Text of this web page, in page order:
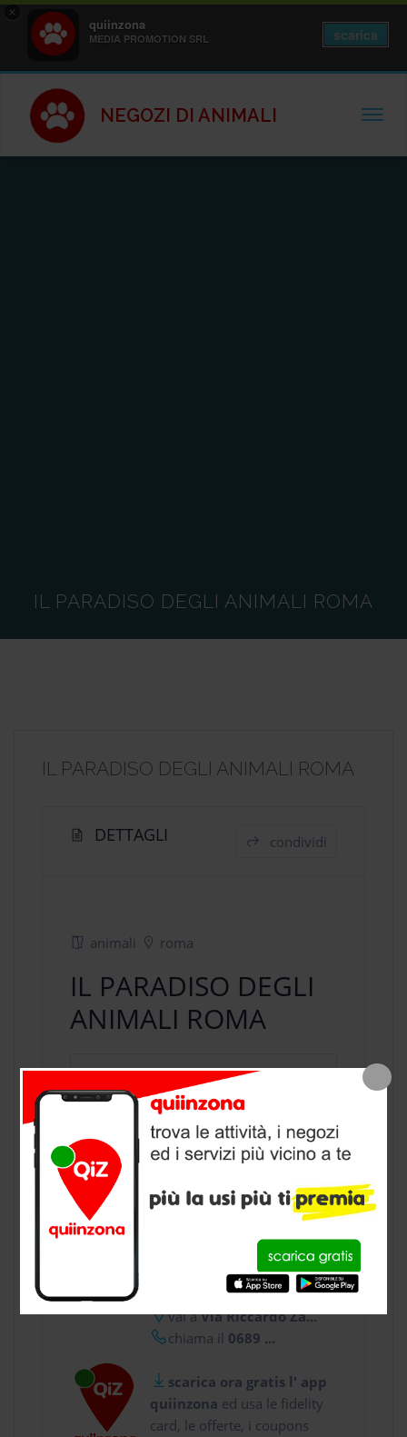
×
quiinzona
MEDIA PROMOTION SRL scarica
NEGOZI DI ANIMALI
IL PARADISO DEGLI ANIMALI ROMA
IL PARADISO DEGLI ANIMALI ROMA
DETTAGLI condividi
animali roma
IL PARADISO DEGLI
ANIMALI ROMA
negozio animalia Roma, provincia di
Roma
CONTATTI
usa gratis quiinzona e :
vai aVia Riccardo Za...
chiama il 0689 ...
scarica ora gratis l' app
quiinzona ed usa le fidelity
card, le offerte, i coupons